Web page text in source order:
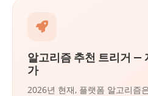
알고리즘 추천 트리거 —
가
2026년 현재, 플랫폼 알고리즘